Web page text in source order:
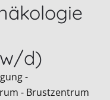
d)
-
- Brustzentrum